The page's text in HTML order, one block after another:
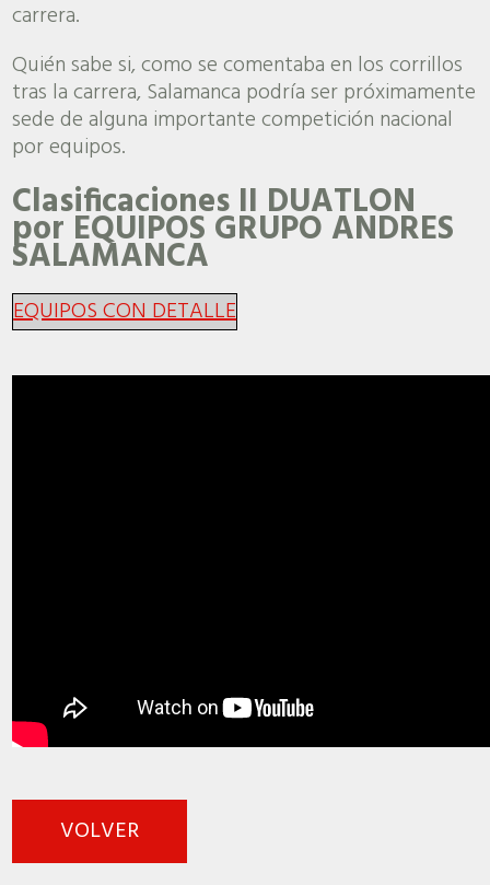
carrera.
Quién sabe si, como se comentaba en los corrillos
tras la carrera, Salamanca podría ser próximamente
sede de alguna importante competición nacional
por equipos.
Clasificaciones II DUATLON
por EQUIPOS GRUPO ANDRES
SALAMANCA
EQUIPOS CON DETALLE
VOLVER